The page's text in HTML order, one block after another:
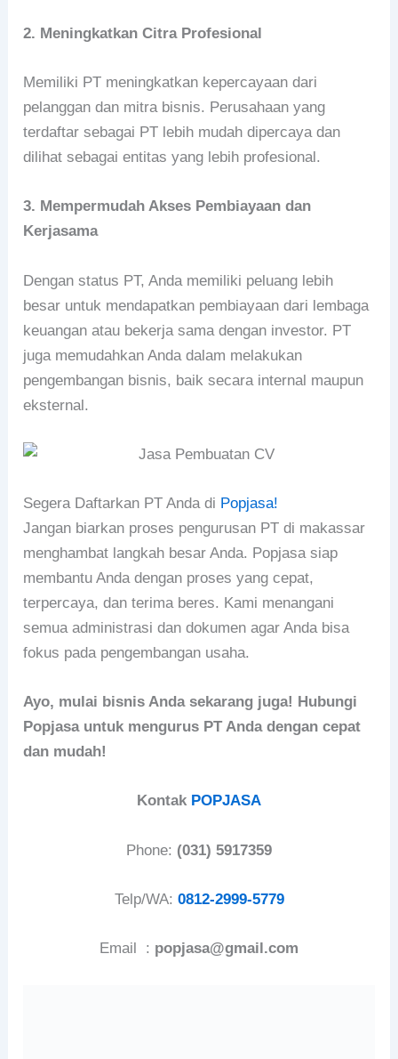
2. Meningkatkan Citra Profesional
Memiliki PT meningkatkan kepercayaan dari
pelanggan dan mitra bisnis. Perusahaan yang
terdaftar sebagai PT lebih mudah dipercaya dan
dilihat sebagai entitas yang lebih profesional.
3. Mempermudah Akses Pembiayaan dan
Kerjasama
Dengan status PT, Anda memiliki peluang lebih
besar untuk mendapatkan pembiayaan dari lembaga
keuangan atau bekerja sama dengan investor. PT
juga memudahkan Anda dalam melakukan
pengembangan bisnis, baik secara internal maupun
eksternal.
Segera Daftarkan PT Anda di Popjasa!
Jangan biarkan proses pengurusan PT di makassar
menghambat langkah besar Anda. Popjasa siap
membantu Anda dengan proses yang cepat,
terpercaya, dan terima beres. Kami menangani
semua administrasi dan dokumen agar Anda bisa
fokus pada pengembangan usaha.
Ayo, mulai bisnis Anda sekarang juga! Hubungi
Popjasa untuk mengurus PT Anda dengan cepat
dan mudah!
Kontak POPJASA
Phone: (031) 5917359
Telp/WA: 0812-2999-5779
Email : popjasa@gmail.com